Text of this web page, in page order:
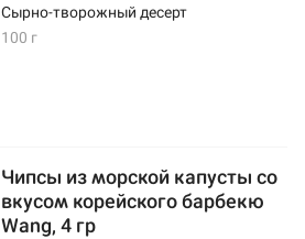
Сырно-творожный десерт
100 г
Чипсы из морской капусты со
вкусом корейского барбекю
Wang, 4 гр